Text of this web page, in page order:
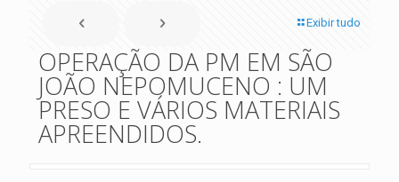
Exibir tudo
OPERAÇÃO DA PM EM SÃO
JOÃO NEPOMUCENO : UM
PRESO E VÁRIOS MATERIAIS
APREENDIDOS.